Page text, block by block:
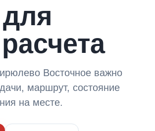
Восточное важно
маршрут, состояние
на месте.